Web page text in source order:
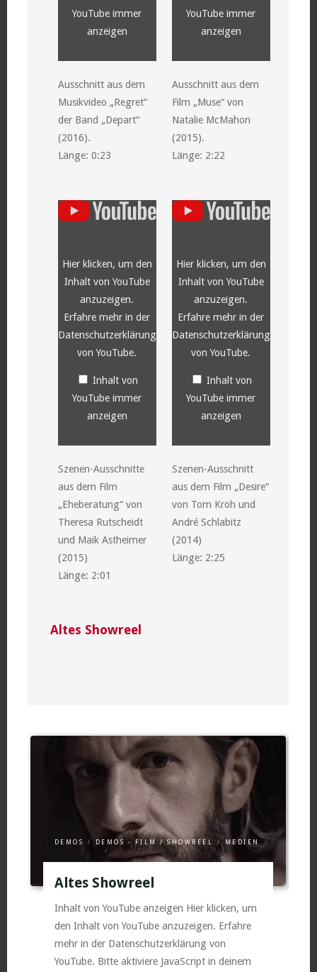
YouTube immer
anzeigen
Ausschnitt aus dem
Musikvideo „Regret“
der Band „Depart“
(2016).
Länge: 0:23
YouTube immer
anzeigen
Ausschnitt aus dem
Film „Muse“ von
Natalie McMahon
(2015).
Länge: 2:22
„YouTube
video
anzeigen
Hier klicken, um den
Inhalt von YouTube
anzuzeigen.
Erfahre mehr in der
Datenschutzerklärung
von YouTube.
Inhalt von
YouTube immer
anzeigen
Szenen-Ausschnitte
aus dem Film
„Eheberatung“ von
Theresa Rutscheidt
und Maik Astheimer
(2015)
Länge: 2:01
„YouTube
video
anzeigen
Hier klicken, um den
Inhalt von YouTube
anzuzeigen.
Erfahre mehr in der
Datenschutzerklärung
von YouTube.
Inhalt von
YouTube immer
anzeigen
Szenen-Ausschnitt
aus dem Film „Desire“
von Tom Kroh und
André Schlabitz
(2014)
Länge: 2:25
Altes Showreel
DEMOS / DEMOS - FILM / SHOWREEL / MEDIEN
Altes Showreel
Inhalt von YouTube anzeigen Hier klicken, um
den Inhalt von YouTube anzuzeigen. Erfahre
mehr in der Datenschutzerklärung von
YouTube. Bitte aktiviere JavaScript in deinem